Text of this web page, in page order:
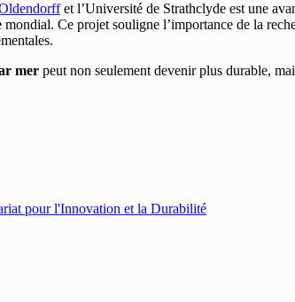
et l’Université de Strathclyde est une
mondial. Ce projet souligne l’importance de la
mer peut non seulement devenir plus durable,
pour l'Innovation et la Durabilité